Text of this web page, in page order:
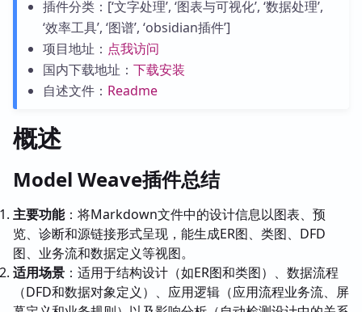
插件分类：[‘文字处理’, ‘图表与可视化’, ‘数据处理’,
‘效率工具’, ‘图谱’, ‘obsidian插件’]
项目地址： 点我访问
国内下载地址： 下载安装
自述文件： Readme
概述
Model Weave插件总结
主要功能：将Markdown文件中的设计信息以图表、预
览、诊断和源链接形式呈现，能生成ER图、类图、DFD
图、业务流和数据定义等视图。
适用场景 ：适用于结构设计（如ER图和类图）、数据流程
（DFD和数据对象定义）、应用逻辑（应用流程业务流、屏